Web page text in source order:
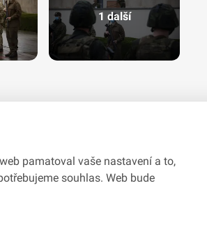
1 další
pamatoval vaše nastavení a to,
souhlas. Web bude